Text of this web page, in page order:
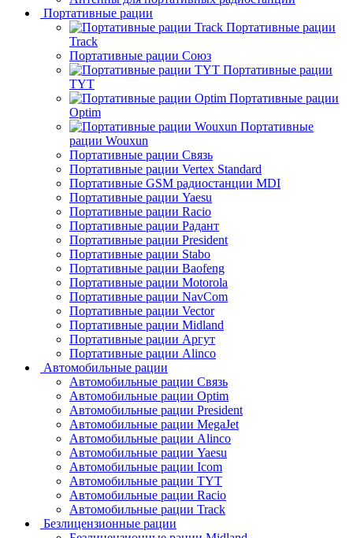
Портативные рации
Портативные рации
Track
Портативные рации Союз
Портативные рации
TYT
Портативные рации
Optim
Портативные
рации Wouxun
Портативные рации Связь
Портативные рации Vertex Standard
Портативные GSM радиостанции MDI
Портативные рации Yaesu
Портативные рации Racio
Портативные рации Радант
Портативные рации President
Портативные рации Stabo
Портативные рации Baofeng
Портативные рации Motorola
Портативные рации NavCom
Портативные рации Vector
Портативные рации Midland
Портативные рации Аргут
Портативные рации Alinco
Автомобильные рации
Автомобильные рации Связь
Автомобильные рации Optim
Автомобильные рации President
Автомобильные рации MegaJet
Автомобильные рации Alinco
Автомобильные рации Yaesu
Автомобильные рации Icom
Автомобильные рации TYT
Автомобильные рации Racio
Автомобильные рации Track
Безлицензионные рации